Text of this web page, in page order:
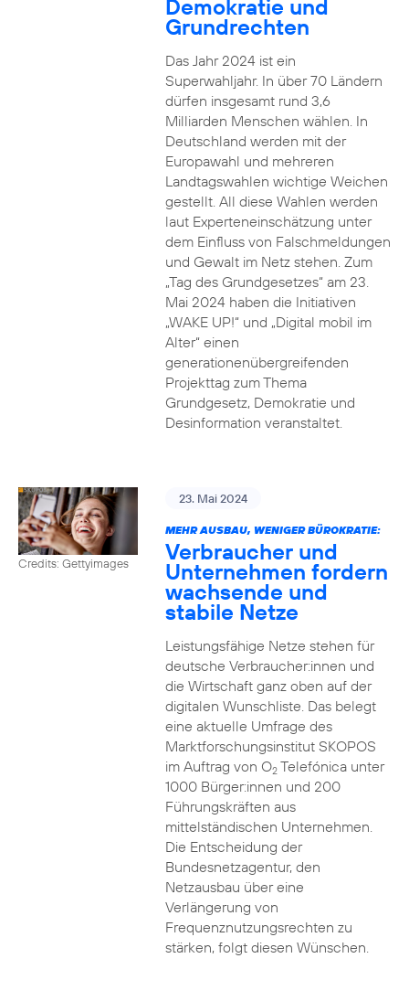
Demokratie und
Grundrechten
Das Jahr 2024 ist ein
Superwahljahr. In über 70 Ländern
dürfen insgesamt rund 3,6
Milliarden Menschen wählen. In
Deutschland werden mit der
Europawahl und mehreren
Landtagswahlen wichtige Weichen
gestellt. All diese Wahlen werden
laut Experteneinschätzung unter
dem Einfluss von Falschmeldungen
und Gewalt im Netz stehen. Zum
„Tag des Grundgesetzes“ am 23.
Mai 2024 haben die Initiativen
„WAKE UP!“ und „Digital mobil im
Alter“ einen
generationenübergreifenden
Projekttag zum Thema
Grundgesetz, Demokratie und
Desinformation veranstaltet.
Credits: Gettyimages
23. Mai 2024
MEHR AUSBAU, WENIGER BÜROKRATIE:
Verbraucher und
Unternehmen fordern
wachsende und
stabile Netze
Leistungsfähige Netze stehen für
deutsche Verbraucher:innen und
die Wirtschaft ganz oben auf der
digitalen Wunschliste. Das belegt
eine aktuelle Umfrage des
Marktforschungsinstitut SKOPOS
im Auftrag von O2Telefónica unter
1000 Bürger:innen und 200
Führungskräften aus
mittelständischen Unternehmen.
Die Entscheidung der
Bundesnetzagentur, den
Netzausbau über eine
Verlängerung von
Frequenznutzungsrechten zu
stärken, folgt diesen Wünschen.